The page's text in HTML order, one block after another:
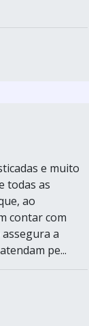
e muito
todas as
ao
contar com
a
pe...